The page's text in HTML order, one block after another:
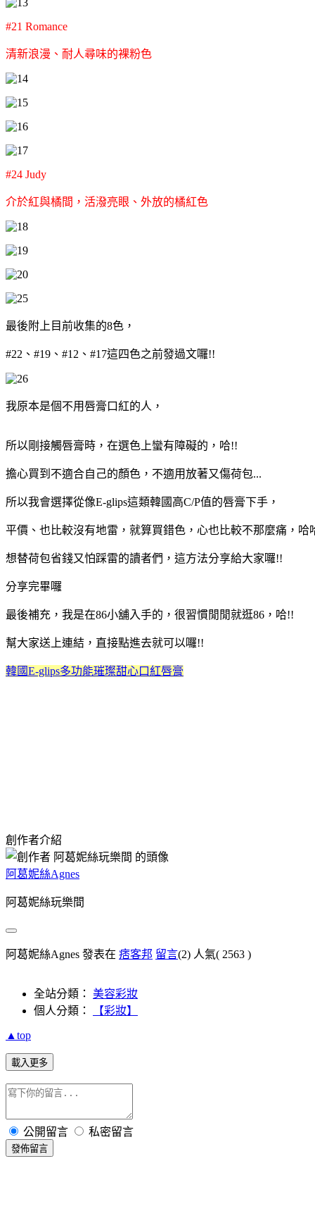
#21 Romance
清新浪漫、耐人尋味的裸粉色
#24 Judy
介於紅與橘間， 活潑亮眼、外放的橘紅色
最後附上目前收集的8色，
#22、#19、#12、#17這四色之前發過文囉!!
我原本是個不用唇膏口紅的人，
所以剛接觸唇膏時，在選色上蠻有障礙的，哈!!
擔心買到不適合自己的顏色，不適用放著又傷荷包...
所以我會選擇從像E-glips這類韓國高C/P值的唇膏下手，
平價、也比較沒有地雷，就算買錯色，心也比較不那麼痛，哈
想替荷包省錢又怕踩雷的讀者們，這方法分享給大家囉!!
分享完畢囉
最後補充，我是在86小舖入手的，很習慣閒閒就逛86，哈!!
幫大家送上連結，直接點進去就可以囉!!
韓國E-glips多功能璀璨甜心口紅唇膏
創作者介紹
阿葛妮絲Agnes
阿葛妮絲玩樂間
阿葛妮絲Agnes 發表在 痞客邦 留言(2) 人氣( 2563 )
全站分類： 美容彩妝
個人分類：
【彩妝】
▲top
載入更多
公開留言 私密留言
發佈留言